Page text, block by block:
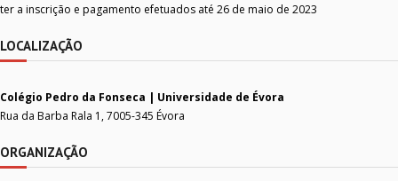
ter a inscrição e pagamento efetuados até 26 de maio de 2023
LOCALIZAÇÃO
Colégio Pedro da Fonseca | Universidade de Évora
Rua da Barba Rala 1, 7005-345 Évora
ORGANIZAÇÃO